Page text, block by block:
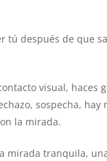
tú después de que
visual, haces
sospecha, hay
la mirada.
mirada tranquila,